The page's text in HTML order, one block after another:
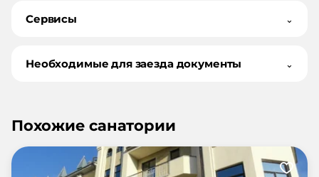
Сервисы ⌄
Необходимые для заезда документы ⌄
Похожие санатории